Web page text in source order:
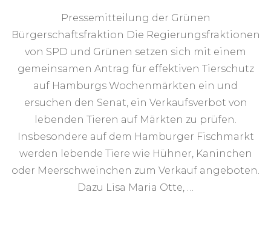
MEHR
KLEINTIEREN:
VERKAUF
TIERE
AUF
WOCHENMÄRKTEN
BEENDEN
Pressemitteilung der Grünen
Bürgerschaftsfraktion Die Regierungsfraktionen
von SPD und Grünen setzen sich mit einem
gemeinsamen Antrag für effektiven Tierschutz
auf Hamburgs Wochenmärkten ein und
ersuchen den Senat, ein Verkaufsverbot von
lebenden Tieren auf Märkten zu prüfen.
Insbesondere auf dem Hamburger Fischmarkt
werden lebende Tiere wie Hühner, Kaninchen
oder Meerschweinchen zum Verkauf angeboten.
Dazu Lisa Maria Otte, …